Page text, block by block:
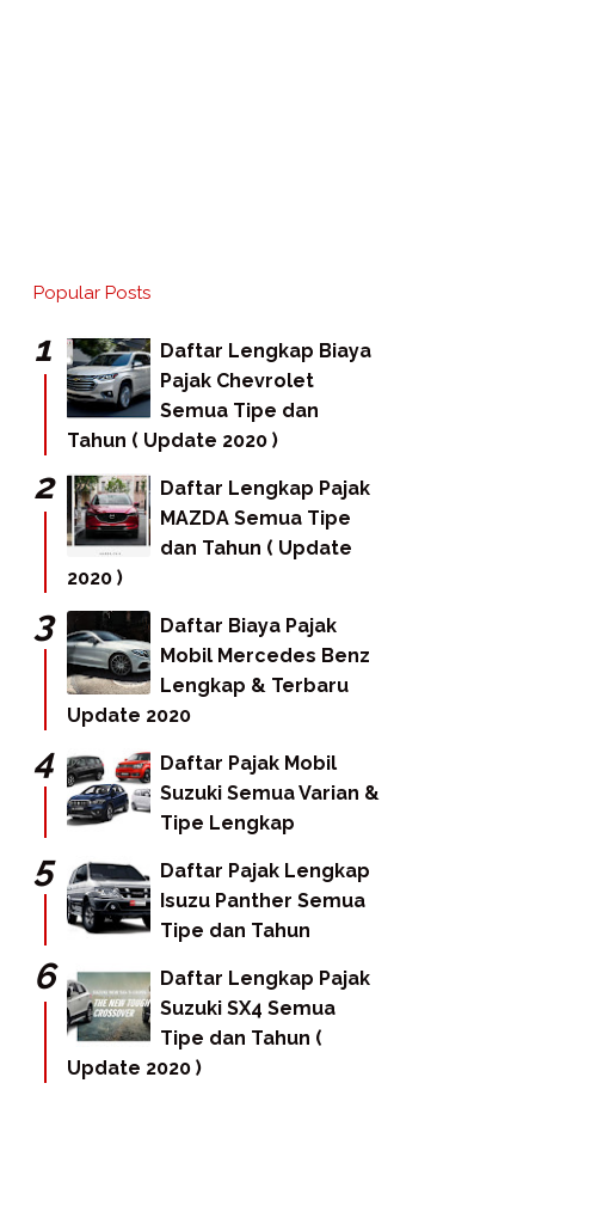
Popular Posts
Daftar Lengkap Biaya
Pajak Chevrolet
Semua Tipe dan
Tahun ( Update 2020 )
Daftar Lengkap Pajak
MAZDA Semua Tipe
dan Tahun ( Update
2020 )
Daftar Biaya Pajak
Mobil Mercedes Benz
Lengkap & Terbaru
Update 2020
Daftar Pajak Mobil
Suzuki Semua Varian &
Tipe Lengkap
Daftar Pajak Lengkap
Isuzu Panther Semua
Tipe dan Tahun
Daftar Lengkap Pajak
Suzuki SX4 Semua
Tipe dan Tahun (
Update 2020 )